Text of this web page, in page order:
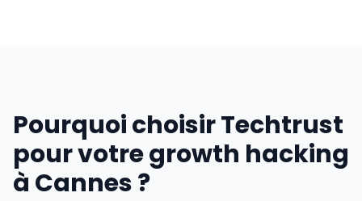
Pourquoi choisir Techtrust
pour votre growth hacking
à Cannes ?